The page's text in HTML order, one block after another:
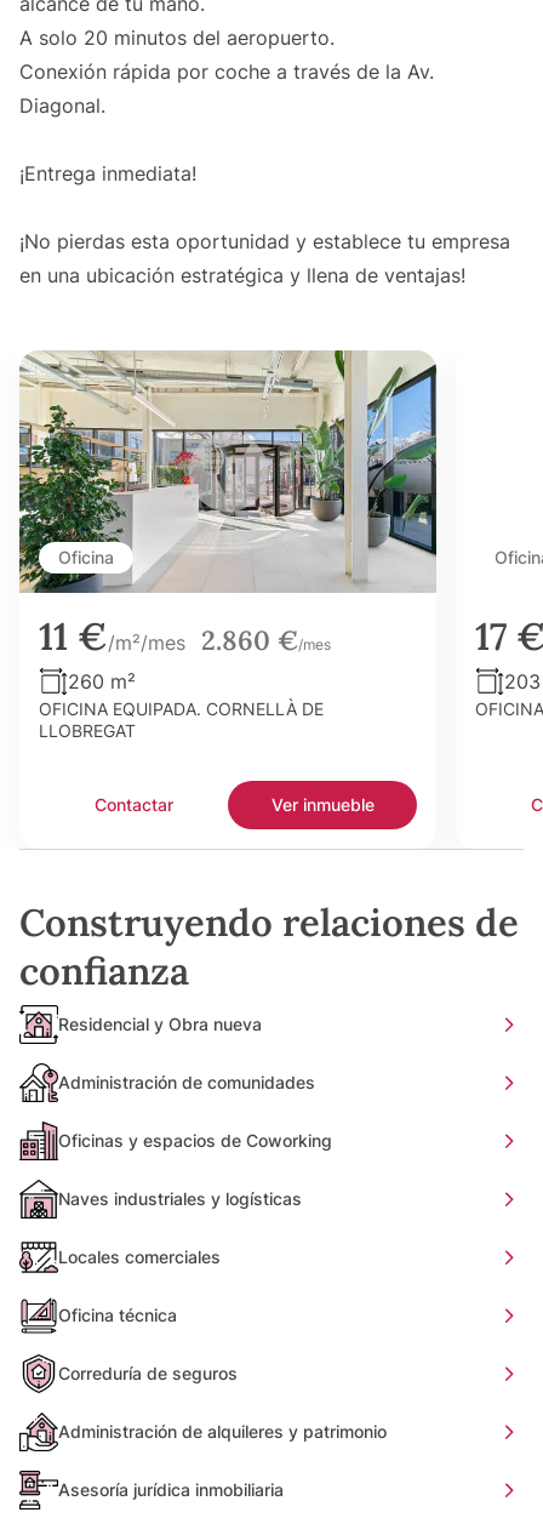
A solo 20 minutos del aeropuerto.
Conexión rápida por coche a través de la Av.
Diagonal.
¡Entrega inmediata!
¡No pierdas esta oportunidad y establece tu empresa
en una ubicación estratégica y llena de ventajas!
Oficina
11 €/m²/mes 2.860 €/mes
260 m²
OFICINA EQUIPADA. CORNELLÀ DE
LLOBREGAT
Contactar Ver inmueble
17
Construyendo relaciones de
confianza
Residencial y Obra nueva
Administración de comunidades
Oficinas y espacios de Coworking
Naves industriales y logísticas
Locales comerciales
Oficina técnica
Correduría de seguros
Administración de alquileres y patrimonio
Asesoría jurídica inmobiliaria